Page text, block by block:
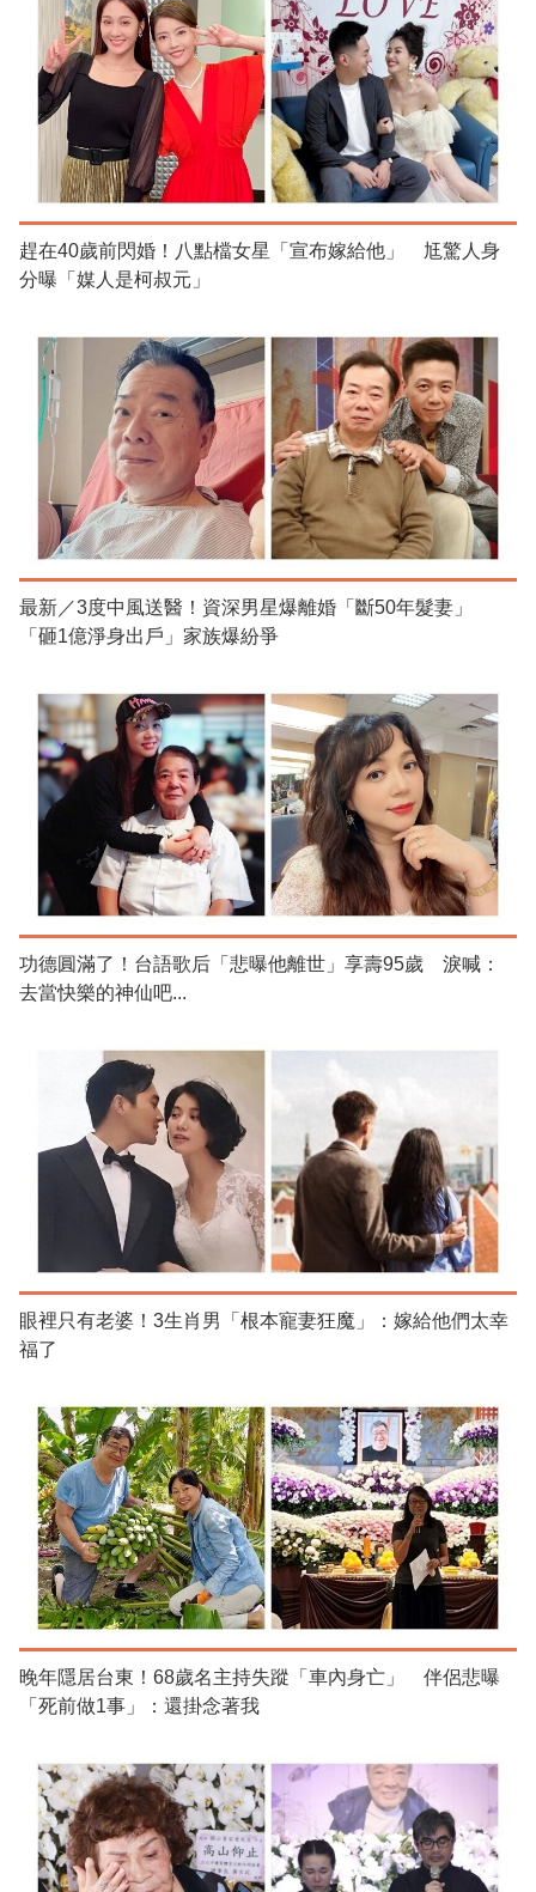
趕在40歲前閃婚！八點檔女星「宣布嫁給他」 尪驚人身
分曝「媒人是柯叔元」
最新／3度中風送醫！資深男星爆離婚「斷50年髮妻」
「砸1億淨身出戶」家族爆紛爭
功德圓滿了！台語歌后「悲曝他離世」享壽95歲 淚喊：
去當快樂的神仙吧...
眼裡只有老婆！3生肖男「根本寵妻狂魔」：嫁給他們太幸
福了
晚年隱居台東！68歲名主持失蹤「車內身亡」 伴侶悲曝
「死前做1事」：還掛念著我